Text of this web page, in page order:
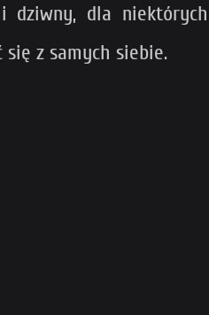
dziwny, dla
z samych siebie.